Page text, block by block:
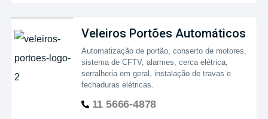
Veleiros Portões Automáticos
Automatização de portão, conserto de motores,
sistema de CFTV, alarmes, cerca elétrica,
serralheria em geral, instalação de travas e
fechaduras elétricas.
11 5666-4878